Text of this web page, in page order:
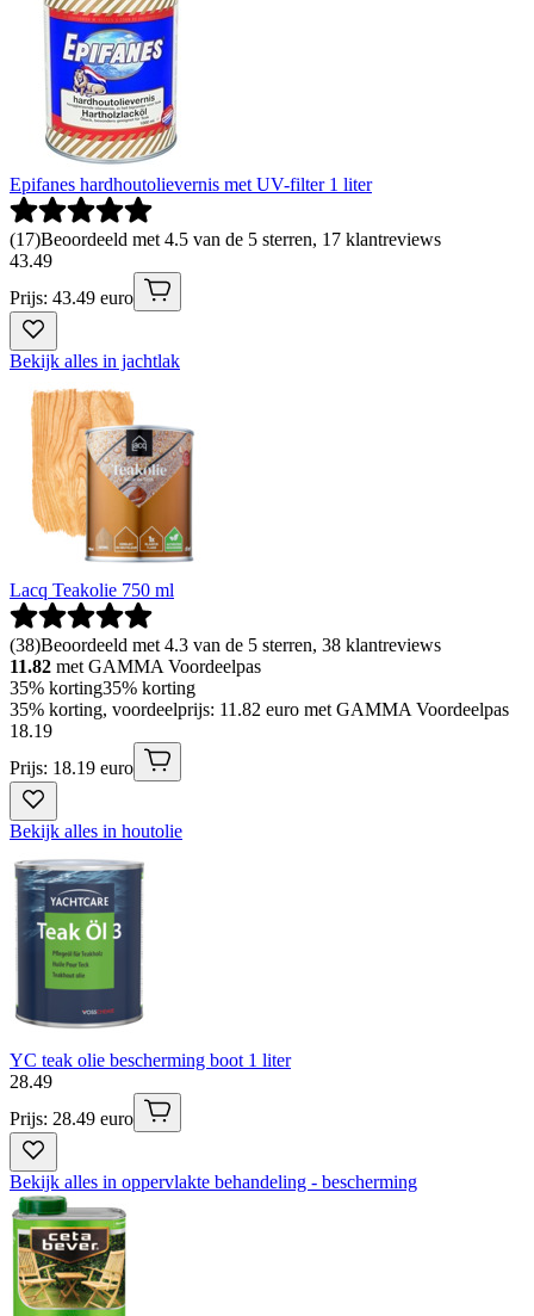
Epifanes hardhoutolievernis met UV-filter 1 liter
(17)Beoordeeld met 4.5 van de 5 sterren, 17 klantreviews
43.49
Prijs: 43.49 euro
Bekijk alles in jachtlak
Lacq Teakolie 750 ml
(38)Beoordeeld met 4.3 van de 5 sterren, 38 klantreviews
11.82 met GAMMA Voordeelpas
35% korting35% korting
35% korting, voordeelprijs: 11.82 euro met GAMMA Voordeelpas
18.19
Prijs: 18.19 euro
Bekijk alles in houtolie
YC teak olie bescherming boot 1 liter
28.49
Prijs: 28.49 euro
Bekijk alles in oppervlakte behandeling - bescherming